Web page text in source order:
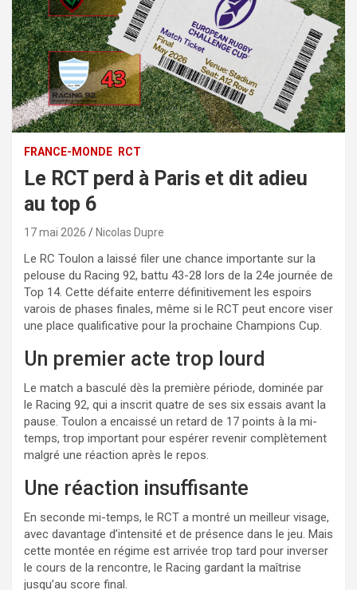
FRANCE-MONDE RCT
Le RCT perd à Paris et dit adieu
au top 6
17 mai 2026 Nicolas Dupre
Le RC Toulon a laissé filer une chance importante sur la
pelouse du Racing 92, battu 43-28 lors de la 24e journée de
Top 14. Cette défaite enterre définitivement les espoirs
varois de phases finales, même si le RCT peut encore viser
une place qualificative pour la prochaine Champions Cup.
Un premier acte trop lourd
Le match a basculé dès la première période, dominée par
le Racing 92, qui a inscrit quatre de ses six essais avant la
pause. Toulon a encaissé un retard de 17 points à la mi-
temps, trop important pour espérer revenir complètement
malgré une réaction après le repos.
Une réaction insuffisante
En seconde mi-temps, le RCT a montré un meilleur visage,
avec davantage d’intensité et de présence dans le jeu. Mais
cette montée en régime est arrivée trop tard pour inverser
le cours de la rencontre, le Racing gardant la maîtrise
jusqu’au score final.